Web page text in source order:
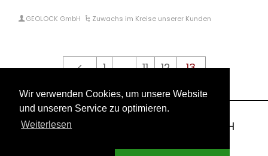
Wir verwenden Cookies, um unsere Website
und unseren Service zu optimieren.
Weiterlesen
GEOLOCK GmbH Zuwachs im Kreise unserer Kunden
1 … 11 12 13
Copyright 2003-2026 © GEOLOCK GmbH